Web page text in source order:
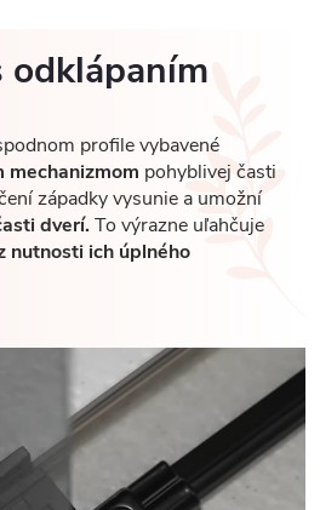
odklápaním
profile vybavené
mechanizmom pohyblivej časti
západky vysunie a umožní
dverí.To výrazne uľahčuje
nutnosti ich úplného